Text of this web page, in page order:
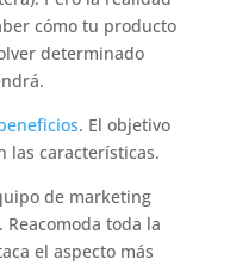
cómo tu producto
determinado
. El objetivo
las características.
de marketing
toda la
el aspecto más